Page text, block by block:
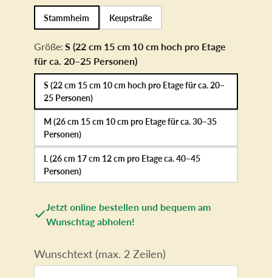
Stammheim Keupstraße
Größe: S (22 cm 15 cm 10 cm hoch pro Etage
für ca. 20–25 Personen)
S (22 cm 15 cm 10 cm hoch pro Etage für ca. 20–
25 Personen)
M (26 cm 15 cm 10 cm pro Etage für ca. 30–35
Personen)
L (26 cm 17 cm 12 cm pro Etage ca. 40–45
Personen)
Jetzt online bestellen und bequem am
Wunschtag abholen!
Wunschtext (max. 2 Zeilen)